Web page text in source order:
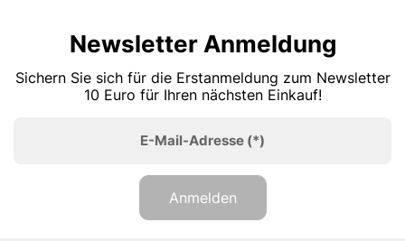
Newsletter Anmeldung
Sichern Sie sich für die Erstanmeldung zum Newsletter
10 Euro für Ihren nächsten Einkauf!
E-Mail-Adresse (*)
Anmelden